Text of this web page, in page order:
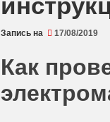
Запись на 17/08/2019
Как